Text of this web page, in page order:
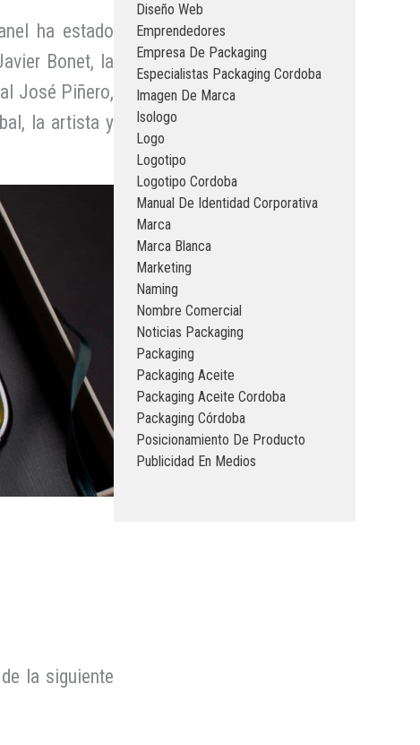
ha estado
Bonet, la
José Piñero,
la artista y
la siguiente
Diseño Web
Emprendedores
Empresa De Packaging
Especialistas Packaging Cordoba
Imagen De Marca
Isologo
Logo
Logotipo
Logotipo Cordoba
Manual De Identidad Corporativa
Marca
Marca Blanca
Marketing
Naming
Nombre Comercial
Noticias Packaging
Packaging
Packaging Aceite
Packaging Aceite Cordoba
Packaging Córdoba
Posicionamiento De Producto
Publicidad En Medios